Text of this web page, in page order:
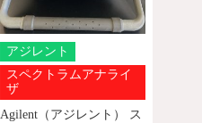
アジレント
スペクトラムアナライ
ザ
Agilent（アジレント） ス